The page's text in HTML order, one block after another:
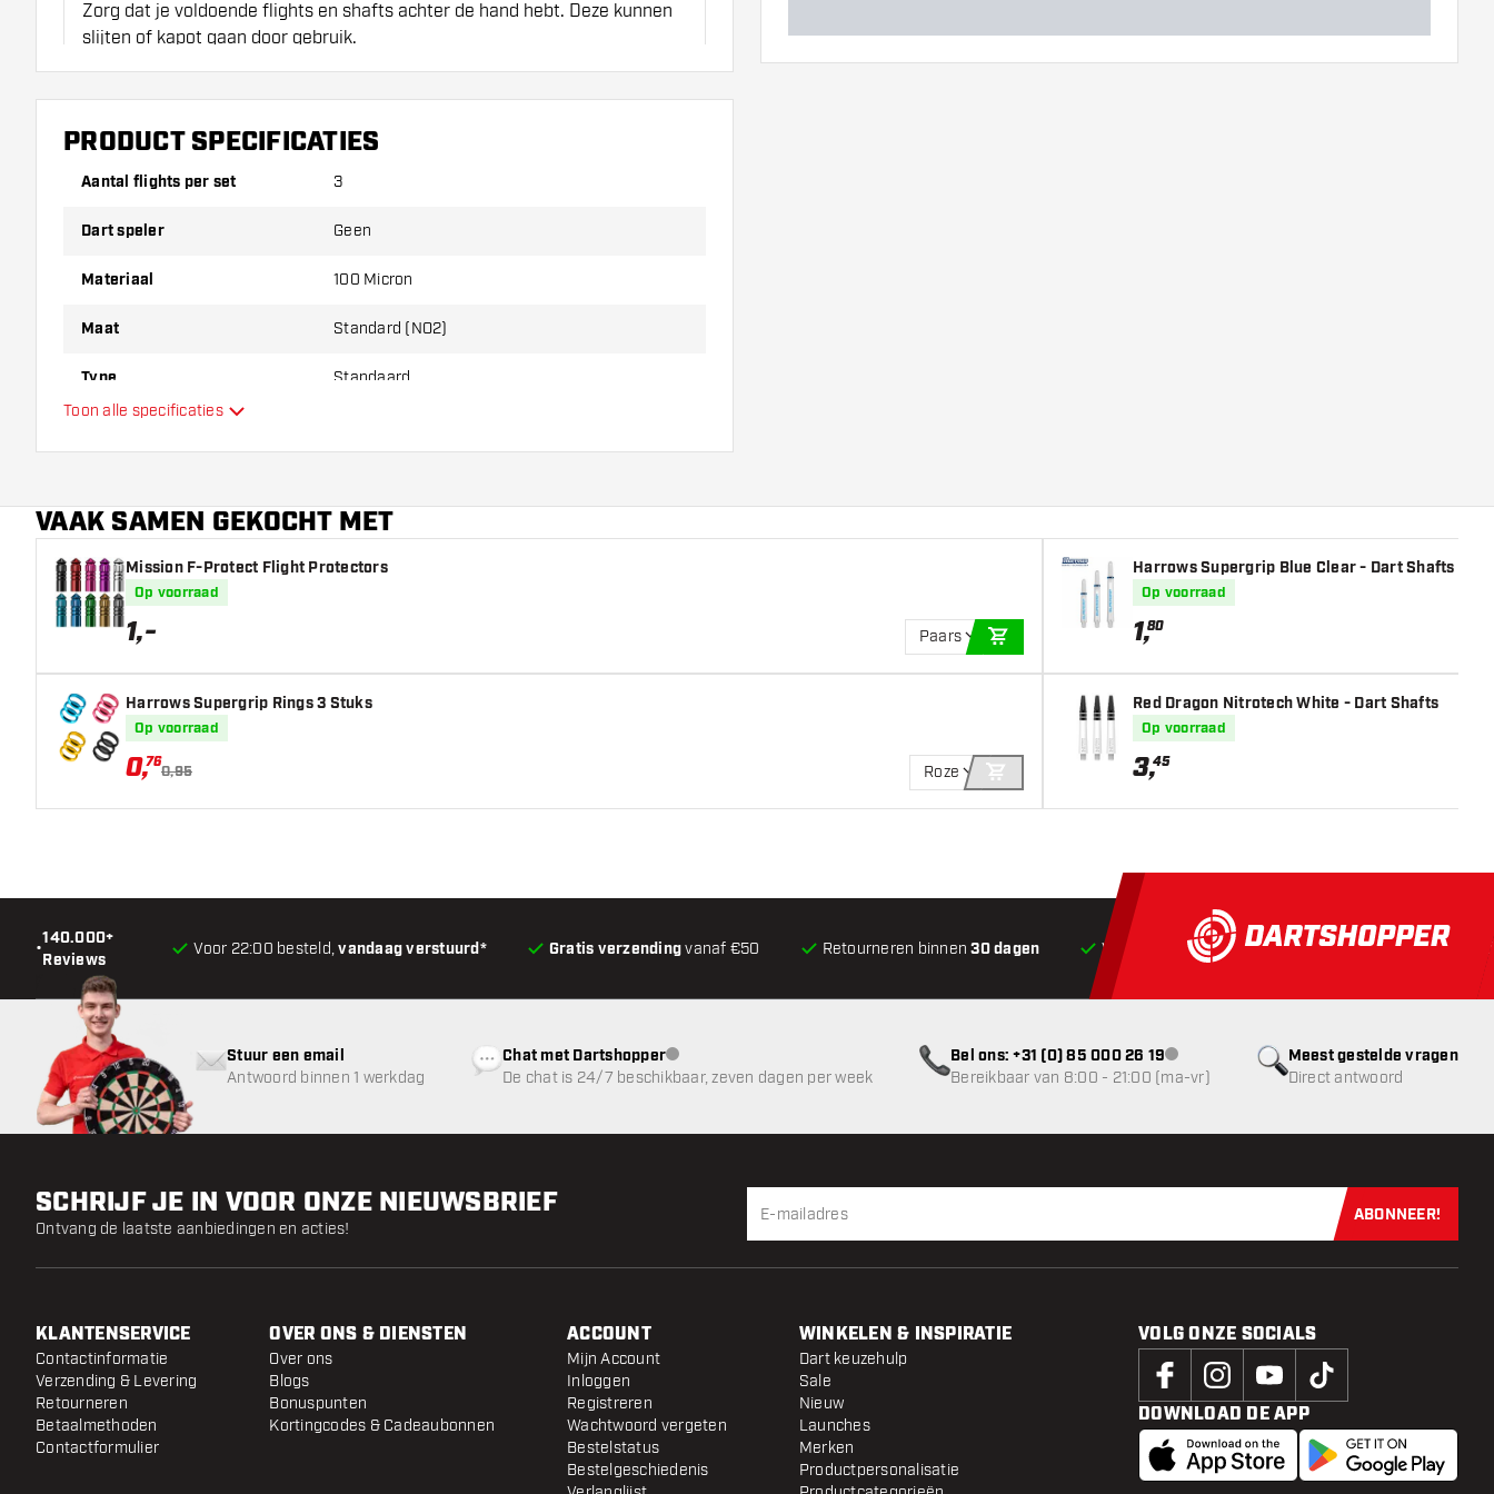
Zorg dat je voldoende flights en shafts achter de hand hebt. Deze kunnen
slijten of kapot gaan door gebruik.
Probeer eens een andere vorm, materiaal of dikte van de flights om
erachter te komen welke variant het beste bij je past!
PRODUCT SPECIFICATIES
Aantal flights per set 3
Dart speler Geen
Materiaal 100 Micron
Maat Standard (NO2)
Type Standaard
Hoofdkleur
Toon alle specificaties
VAAK SAMEN GEKOCHT MET
Mission F-Protect Flight Protectors
Op voorraad
1,- Paars
Harrows Supergrip Rings 3 Stuks
Op voorraad
0,76
0,95 Roze
IN WINKELWAGEN
Harrows Supergrip Blue Clear - Dart Shafts
Op voorraad
1,80
Red Dragon Nitrotech White - Dart Shafts
Op voorraad
3,45
•
140.000+
Reviews
Voor 22:00 besteld,vandaag verstuurd* Gratis verzendingvanaf €50 Retourneren binnen30 dagen Voor 22:00 besteld,vandaag verstuurd*
Meest gestelde vragen
Direct antwoord
Stuur een email
Antwoord binnen 1 werkdag
Chat met Dartshopperklantenservice niet beschikbaar
De chat is 24/7 beschikbaar, zeven dagen per week
Bel ons: +31 (0) 85 000 26 19klantenservice niet beschikbaar
Bereikbaar van 8:00 - 21:00 (ma-vr)
SCHRIJF JE IN VOOR ONZE NIEUWSBRIEF
Ontvang de laatste aanbiedingen en acties!
Schrijf je
ABONNEER!
KLANTENSERVICE
Contactinformatie
Verzending & Levering
Retourneren
Betaalmethoden
Contactformulier
OVER ONS & DIENSTEN
Over ons
Blogs
Bonuspunten
Kortingcodes & Cadeaubonnen
ACCOUNT
Mijn Account
Inloggen
Registreren
Wachtwoord vergeten
Bestelstatus
Bestelgeschiedenis
WINKELEN & INSPIRATIE
Dart keuzehulp
Sale
Nieuw
Launches
Merken
Productpersonalisatie
VOLG ONZE SOCIALS
DOWNLOAD DE APP